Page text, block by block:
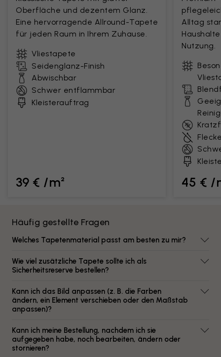
Oberfläche und dezentem Glanz.
Eine hervorragende Allround-Tapete
für jeden Raum in Ihrem Zuhause.
Vliestapete
Seidenglanz-Finish
Abwischbar
Schwer entflammbar
Kleisterauftrag
39 € /m²
Alltag
Nutzung.
45 € /
Häufig gestellte Fragen
Welches Tapetenmaterial passt am besten zu mir?
Wie viel zusätzliche Tapete sollte ich als
Sicherheitsreserve bestellen?
Kann ich das Bild anpassen (z. B. die Farben
ändern, ein Element verschieben oder den Maßstab
anpassen)?
Kann ich meine Bestellung, nachdem ich sie
aufgegeben habe, noch bearbeiten, ändern oder
stornieren?